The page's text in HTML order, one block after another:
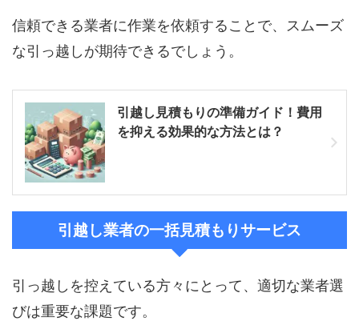
信頼できる業者に作業を依頼することで、スムーズ
な引っ越しが期待できるでしょう。
引越し見積もりの準備ガイド！費用
を抑える効果的な方法とは？
引越し業者の一括見積もりサービス
引っ越しを控えている方々にとって、適切な業者選
びは重要な課題です。